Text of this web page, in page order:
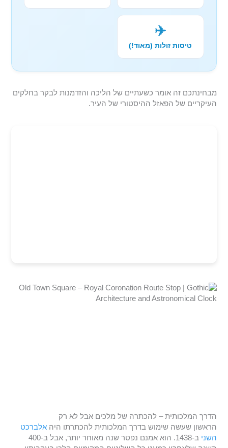
✈️
טיסות זולות (מאוד!)
מבחינתכם זה אומר כשעתיים של הליכה והזדמנות לבקר בחלקים
העיקריים של הפאזל ההיסטורי של העיר.
הדרך המלכותית – להכתרה של מלכים אבל לא רק
הראשון שעשה שימוש בדרך המלכותית להכתרתו היהאלברכט
השני
ב-1438. הוא אמנם נפטר שנה מאוחר יותר, אבל ב-400